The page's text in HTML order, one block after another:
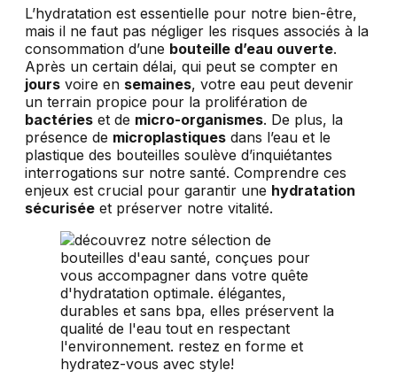
L’hydratation est essentielle pour notre bien-être,
mais il ne faut pas négliger les risques associés à la
consommation d’une bouteille d’eau ouverte.
Après un certain délai, qui peut se compter en
jours voire en semaines, votre eau peut devenir
un terrain propice pour la prolifération de
bactéries et de micro-organismes. De plus, la
présence de microplastiques dans l’eau et le
plastique des bouteilles soulève d’inquiétantes
interrogations sur notre santé. Comprendre ces
enjeux est crucial pour garantir une hydratation
sécurisée et préserver notre vitalité.